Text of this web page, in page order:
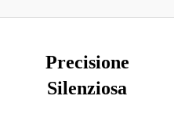
Precisione
Silenziosa